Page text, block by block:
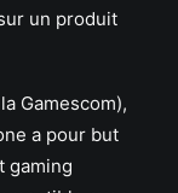
un produit
Gamescom),
a pour but
gaming